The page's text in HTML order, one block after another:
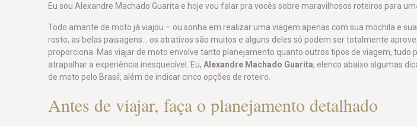
Eu sou Alexandre Machado Guarita e hoje vou falar pra vocês sobre maravilhosos roteiros para
Todo amante de moto já viajou – ou sonha em realizar uma viagem apenas com sua mochila e
rosto, as belas paisagens… os atrativos são muitos e alguns deles só podem ser totalmente
proporciona. Mas viajar de moto envolve tanto planejamento quanto outros tipos de viagem, tudo
atrapalhar a experiência inesquecível. Eu,Alexandre Machado Guarita, elenco abaixo algumas
de moto pelo Brasil, além de indicar cinco opções de roteiro.
Antes de viajar, faça o planejamento detalhado